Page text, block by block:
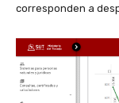
corresponden a